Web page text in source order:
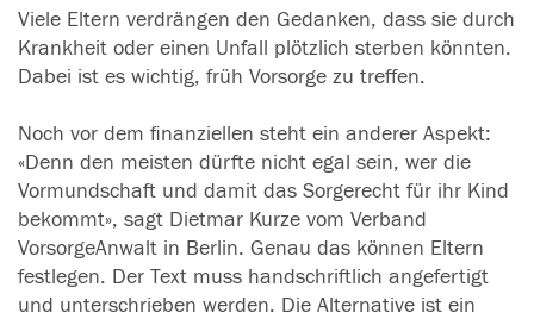
Viele Eltern verdrängen den Gedanken, dass sie durch
Krankheit oder einen Unfall plötzlich sterben könnten.
Dabei ist es wichtig, früh Vorsorge zu treffen.
Noch vor dem finanziellen steht ein anderer Aspekt:
«Denn den meisten dürfte nicht egal sein, wer die
Vormundschaft und damit das Sorgerecht für ihr Kind
bekommt», sagt Dietmar Kurze vom Verband
VorsorgeAnwalt in Berlin. Genau das können Eltern
festlegen. Der Text muss handschriftlich angefertigt
und unterschrieben werden. Die Alternative ist ein